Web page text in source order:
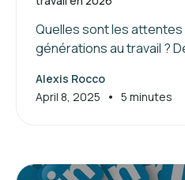
Quelles sont les
générations au travail ?
manager ces jeunes
Alexis Rocco
April 8, 2025
• 5 minutes